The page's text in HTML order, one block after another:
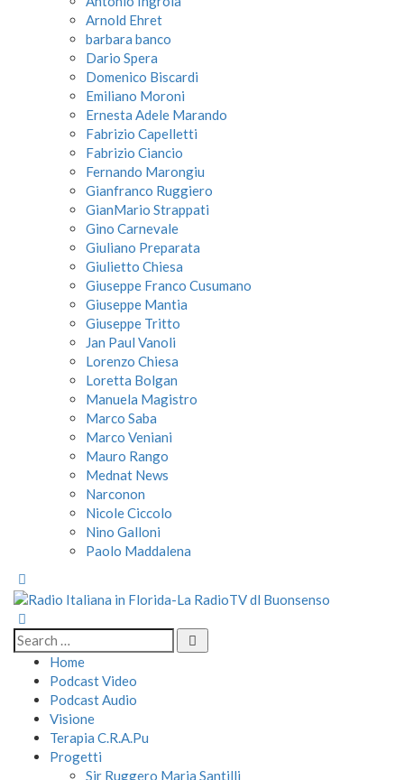
Arnold Ehret
barbara banco
Dario Spera
Domenico Biscardi
Emiliano Moroni
Ernesta Adele Marando
Fabrizio Capelletti
Fabrizio Ciancio
Fernando Marongiu
Gianfranco Ruggiero
GianMario Strappati
Gino Carnevale
Giuliano Preparata
Giulietto Chiesa
Giuseppe Franco Cusumano
Giuseppe Mantia
Giuseppe Tritto
Jan Paul Vanoli
Lorenzo Chiesa
Loretta Bolgan
Manuela Magistro
Marco Saba
Marco Veniani
Mauro Rango
Mednat News
Narconon
Nicole Ciccolo
Nino Galloni
Paolo Maddalena
Home
Podcast Video
Podcast Audio
Visione
Terapia C.R.A.Pu
Progetti
Sir Ruggero Maria Santilli